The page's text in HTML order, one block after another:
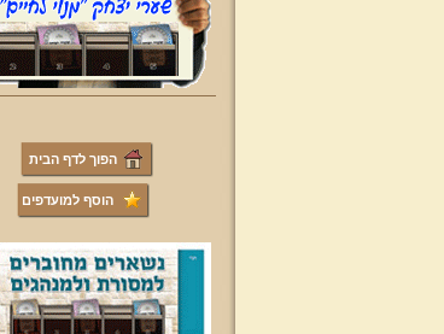
הפוך לדף הבית
הוסף למועדפים